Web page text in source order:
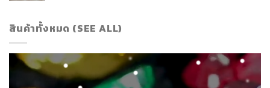
สินค้าทั้งหมด (SEE ALL)